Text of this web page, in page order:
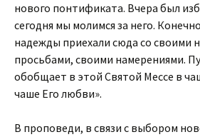
нового понтификата. Вчера был
сегодня мы молимся за него.
надежды приехали сюда со своими
просьбами, своими намерениями.
обобщает в этой Святой Мессе в
чаше Его любви».
В проповеди, в связи с выбором